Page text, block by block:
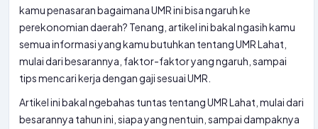
kamu penasaran bagaimana UMR ini bisa ngaruh ke
perekonomian daerah? Tenang, artikel ini bakal ngasih kamu
semua informasi yang kamu butuhkan tentang UMR Lahat,
mulai dari besarannya, faktor-faktor yang ngaruh, sampai
tips mencari kerja dengan gaji sesuai UMR.
Artikel ini bakal ngebahas tuntas tentang UMR Lahat, mulai dari
besarannya tahun ini, siapa yang nentuin, sampai dampaknya